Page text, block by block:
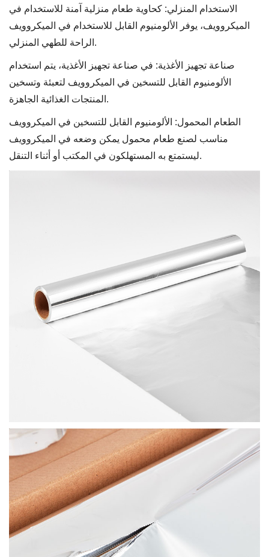
الاستخدام المنزلي: كحاوية طعام منزلية آمنة للاستخدام في
الميكروويف، يوفر الألومنيوم القابل للاستخدام في الميكروويف
الراحة للطهي المنزلي.
صناعة تجهيز الأغذية: في صناعة تجهيز الأغذية، يتم استخدام
الألومنيوم القابل للتسخين في الميكروويف لتعبئة وتسخين
المنتجات الغذائية الجاهزة.
الطعام المحمول: الألومنيوم القابل للتسخين في الميكروويف
مناسب لصنع طعام محمول يمكن وضعه في الميكروويف
ليستمتع به المستهلكون في المكتب أو أثناء التنقل.